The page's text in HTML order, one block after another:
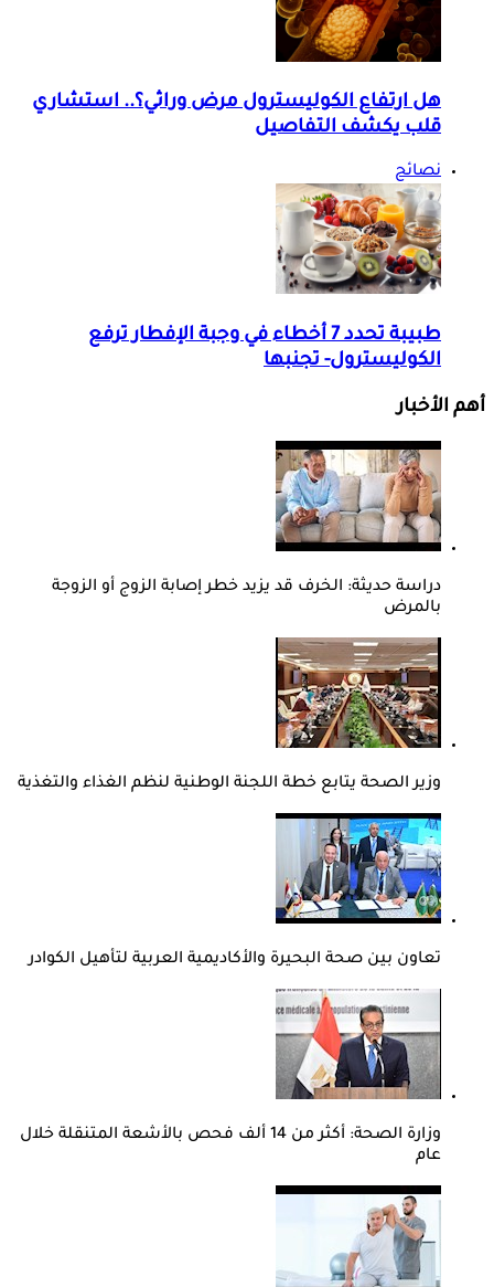
هل ارتفاع الكوليسترول مرض وراثي؟.. استشاري
قلب يكشف التفاصيل
نصائح
طبيبة تحدد 7 أخطاء في وجبة الإفطار ترفع
الكوليسترول- تجنبها
أهم الأخبار
دراسة حديثة: الخرف قد يزيد خطر إصابة الزوج أو الزوجة
بالمرض
وزير الصحة يتابع خطة اللجنة الوطنية لنظم الغذاء والتغذية
تعاون بين صحة البحيرة والأكاديمية العربية لتأهيل الكوادر
وزارة الصحة: أكثر من 14 ألف فحص بالأشعة المتنقلة خلال
عام